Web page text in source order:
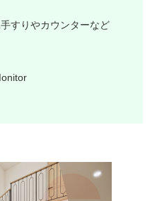
すりやカウンターなど